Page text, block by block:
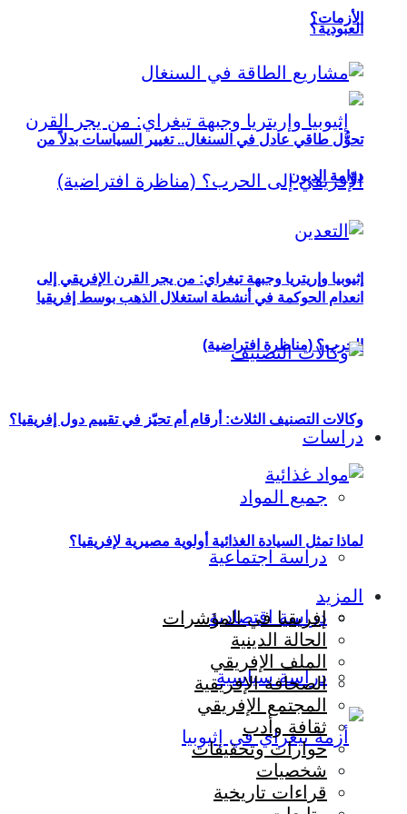
العبودية؟
إثيوبيا وإريتريا وجبهة تيغراي: من يجر القرن الإفريقي إلى
الحرب؟ (مناظرة افتراضية)
دراسات
جميع المواد
دراسة اجتماعية
دراسة اقتصادية
دراسة سياسية
الأزمات؟
تحوُّل طاقي عادل في السنغال.. تغيير السياسات بدلاً من
دوّامة الديون
انعدام الحوكمة في أنشطة استغلال الذهب بوسط إفريقيا
وكالات التصنيف الثلاث: أرقام أم تحيّز في تقييم دول إفريقيا؟
لماذا تمثل السيادة الغذائية أولوية مصيرية لإفريقيا؟
المزيد
إفريقيا في المؤشرات
الحالة الدينية
الملف الإفريقي
الصحافة الإفريقية
المجتمع الإفريقي
ثقافة وأدب
حوارات وتحقيقات
شخصيات
قراءات تاريخية